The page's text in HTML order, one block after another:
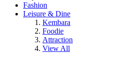
Fashion
Leisure & Dine
Kembara
Foodie
Attraction
View All